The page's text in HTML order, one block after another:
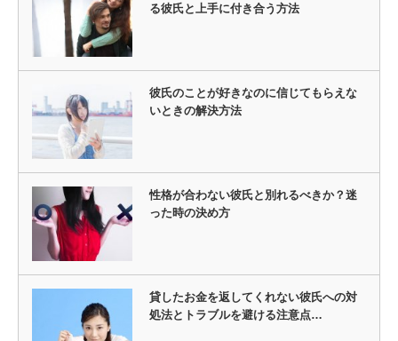
る彼氏と上手に付き合う方法
彼氏のことが好きなのに信じてもらえな
いときの解決方法
性格が合わない彼氏と別れるべきか？迷
った時の決め方
貸したお金を返してくれない彼氏への対
処法とトラブルを避ける注意点…